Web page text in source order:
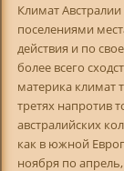
Климат
поселениями
действия и по
более всего
материка климат
третях напротив
австралийских
как в южной
ноября по